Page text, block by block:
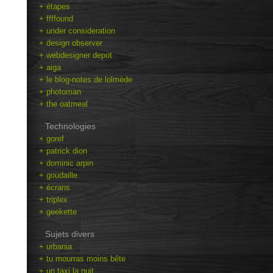
+ étapes
+ ffffound
+ under consideration
+ design observer
+ webdesigner depot
+ aiga
+ le blog-notes de lolmède
+ photoman
+ the oatmeal
Technologies
+ goref
+ patrick dion
+ dominic arpin
+ goudaille
+ écrans
+ triplex
+ geekette
Sujets divers
+ urbania
+ tu mourras moins bête
+ un taxi la nuit